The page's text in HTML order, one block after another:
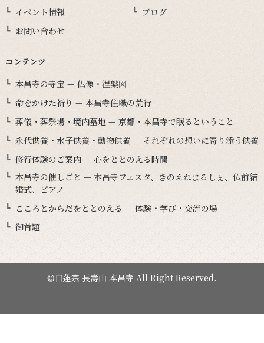
イベント情報
ブログ
お問い合わせ
コンテンツ
本昌寺の寺宝 — 仏像・涅槃図
命をかけた祈り — 本昌寺住職の荒行
葬儀・葬祭場・境内墓地 — 京都・本昌寺で眠るということ
永代供養・水子供養・動物供養 — それぞれの想いに寄り添う供養
修行体験のご案内 — 心をととのえる時間
本昌寺の催しごと — 本昌寺フェスタ、きのえねまるしぇ、仏前結
婚式、ピアノ
こころとからだをととのえる — 体験・学び・交流の場
御首題
©日蓮宗 長壽山 本昌寺 All Right Reserved.